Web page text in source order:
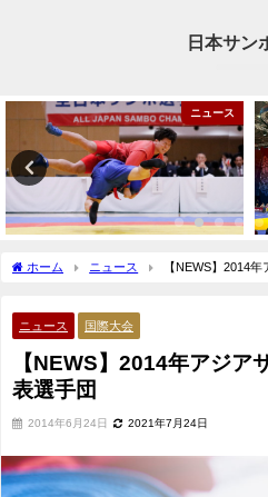
日本サン
ニュース
ホーム ニュース 【NEWS】2014
ニュース 国際大会
【NEWS】2014年アジア
表選手団
2014年6月24日 2021年7月24日